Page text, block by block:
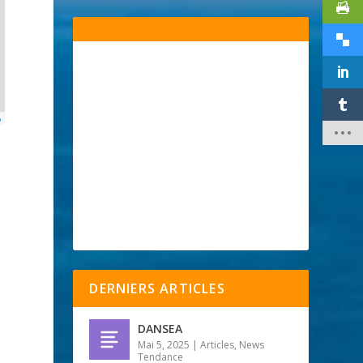
DERNIERS ARTICLES
DANSEA
Mai 5, 2025 |Articles, News
Tendance